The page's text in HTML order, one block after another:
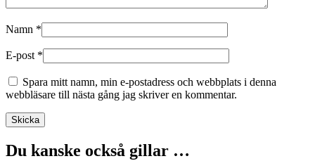
Namn *
E-post *
Spara mitt namn, min e-postadress och webbplats i denna
webbläsare till nästa gång jag skriver en kommentar.
Du kanske också gillar …